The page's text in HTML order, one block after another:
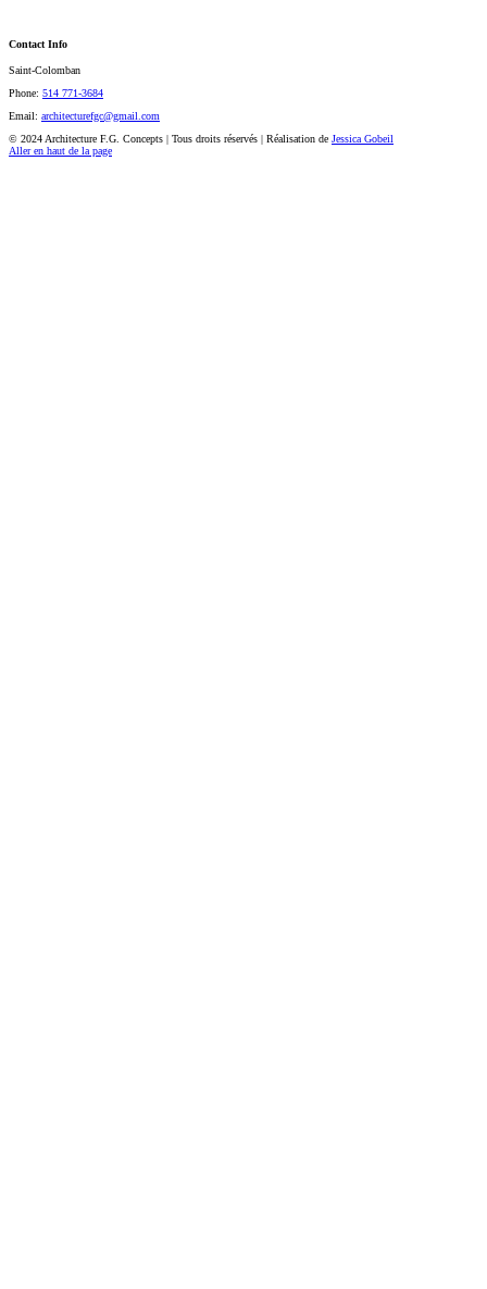
Contact Info
Saint-Colomban
Phone: 514 771-3684
Email: architecturefgc@gmail.com
© 2024 Architecture F.G. Concepts | Tous droits réservés | Réalisation de Jessica Gobeil
Aller en haut de la page